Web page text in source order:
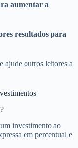
aumentar a
resultados para
ajude outros leitores a
investimento ao
em percentual e